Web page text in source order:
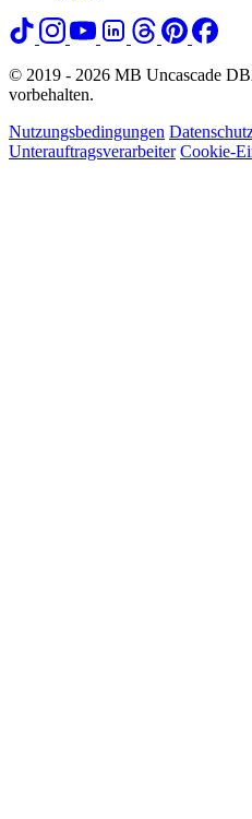
© 2019 - 2026 MB Uncascade
vorbehalten.
Nutzungsbedingungen
Unterauftragsverarbeiter Cookie-